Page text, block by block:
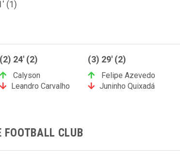
(1)
(2) 24' (2)
Calyson
Leandro Carvalho
(3) 29' (2)
Felipe Azevedo
Juninho Quixadá
FOOTBALL CLUB